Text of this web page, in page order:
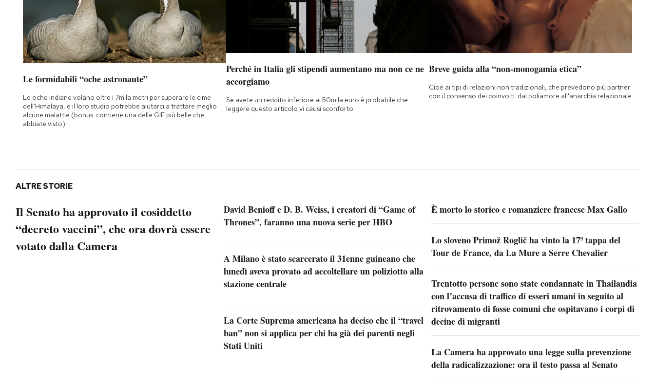
Le formidabili “oche astronaute”
Le oche indiane volano oltre i 7mila metri per superare le cime
dell'Himalaya, e il loro studio potrebbe aiutarci a trattare meglio
alcune malattie (bonus: contiene una delle GIF più belle che
abbiate visto)
Perché in Italia gli stipendi aumentano ma non ce ne
accorgiamo
Se avete un reddito inferiore ai 50mila euro è probabile che
leggere questo articolo vi causi sconforto
Breve guida alla “non-monogamia etica”
Cioè ai tipi di relazioni non tradizionali, che prevedono più partner
con il consenso dei coinvolti: dal poliamore all'anarchia relazionale
ALTRE STORIE
Il Senato ha approvato il cosiddetto
“decreto vaccini”, che ora dovrà essere
votato dalla Camera
David Benioff e D. B. Weiss, i creatori di “Game of
Thrones”, faranno una nuova serie per HBO
A Milano è stato scarcerato il 31enne guineano che
lunedì aveva provato ad accoltellare un poliziotto alla
stazione centrale
La Corte Suprema americana ha deciso che il “travel
ban” non si applica per chi ha già dei parenti negli
Stati Uniti
È morto lo storico e romanziere francese Max Gallo
Lo sloveno Primož Roglič ha vinto la 17ª tappa del
Tour de France, da La Mure a Serre Chevalier
Trentotto persone sono state condannate in Thailandia
con l’accusa di traffico di esseri umani in seguito al
ritrovamento di fosse comuni che ospitavano i corpi di
decine di migranti
La Camera ha approvato una legge sulla prevenzione
della radicalizzazione: ora il testo passa al Senato